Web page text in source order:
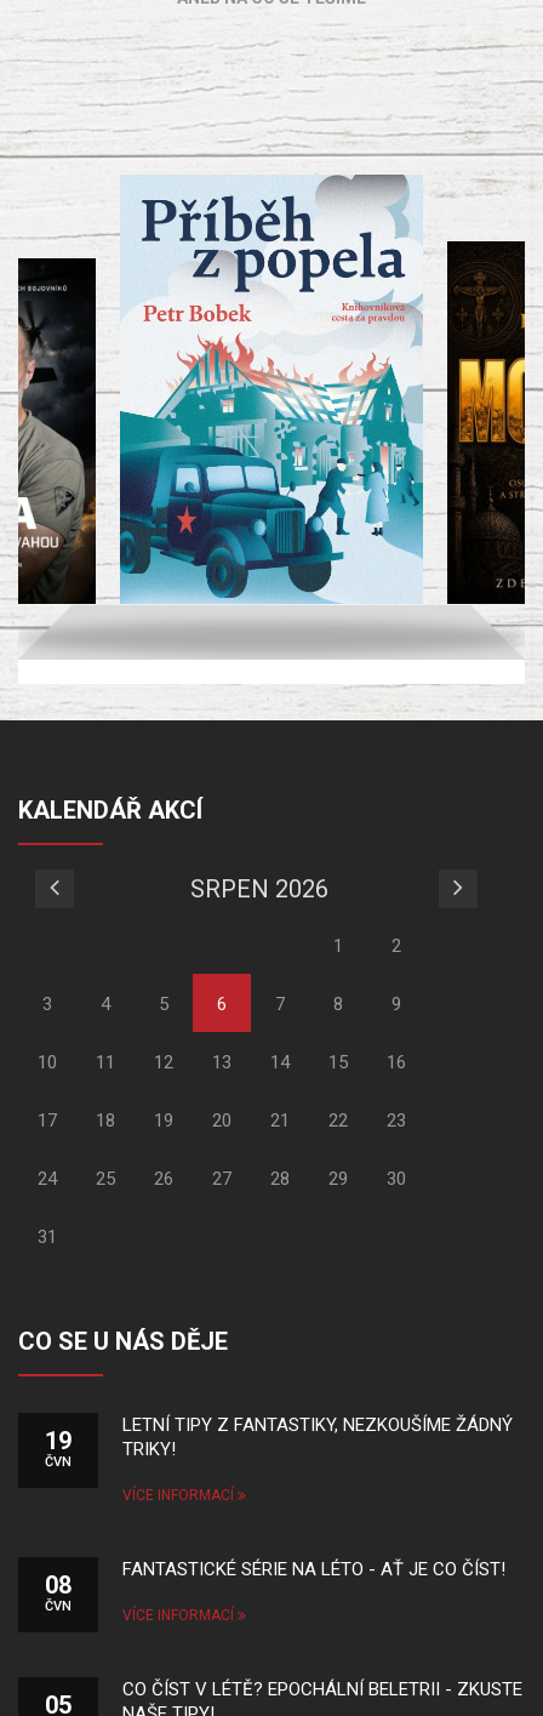
KALENDÁŘ AKCÍ
SRPEN 2026
1 2
3 4 5 6 7 8 9
10 11 12 13 14 15 16
17 18 19 20 21 22 23
24 25 26 27 28 29 30
31
CO SE U NÁS DĚJE
19
ČVN
LETNÍ TIPY Z FANTASTIKY, NEZKOUŠÍME ŽÁDNÝ
TRIKY!
VÍCE INFORMACÍ
08
ČVN
FANTASTICKÉ SÉRIE NA LÉTO - AŤ JE CO ČÍST!
VÍCE INFORMACÍ
05
CO ČÍST V LÉTĚ? EPOCHÁLNÍ BELETRII - ZKUSTE